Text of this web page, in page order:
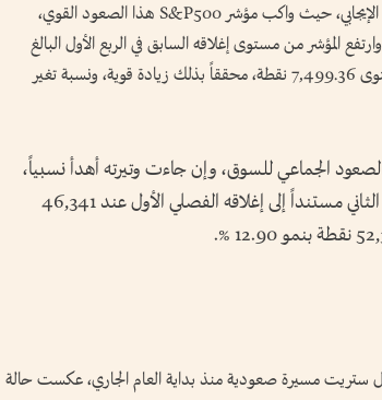
لم تكن بقية المؤشرات الرئيسة بعيدة عن هذا الأداء الإيجابي، حيث واكب مؤشر S&P500 هذا الصعود القوي،
المؤشر من مستوى إغلاقه السابق في الربع الأول البالغ
6,528 نقطة، لينهي تعاملات الربع الثاني عند مستوى 7,499.36 نقطة، محققاً بذلك زيادة قوية، ونسبة تغير
الجماعي للسوق، وإن جاءت وتيرته أهدأ نسبياً،
مقارنة بقطاع التكنولوجيا. وافتتح المؤشر الربع الثاني مستنداً إلى إغلاقه الفصلي الأول عند 46,341
مسيرة صعودية منذ بداية العام الجاري، عكست حالة